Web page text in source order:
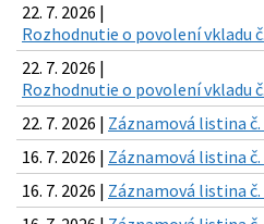
22. 7. 2026 |
Rozhodnutie o povolení vkladu
22. 7. 2026 |
Rozhodnutie o povolení vkladu
22. 7. 2026 | Záznamová listina č.
16. 7. 2026 | Záznamová listina č.
16. 7. 2026 | Záznamová listina č.